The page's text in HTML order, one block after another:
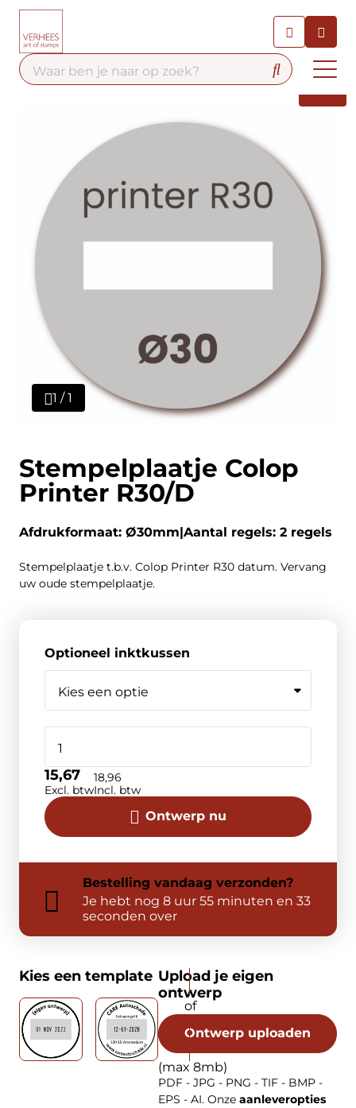
Contact
1 / 1
Stempelplaatje Colop
Printer R30/D
Afdrukformaat: Ø30mm Aantal regels: 2 regels
Stempelplaatje t.b.v. Colop Printer R30 datum. Vervang
uw oude stempelplaatje.
Optioneel inktkussen
Ontwerp nu
15,67
Excl. btw
18,96
Incl. btw
Bestelling vandaag verzonden?
Je hebt nog 8 uur 55 minuten en 33
seconden over
Kies een template Upload je eigen
ontwerp
Ontwerp uploaden
(max 8mb)
PDF - JPG - PNG - TIF - BMP -
EPS - AI. Onze aanleveropties